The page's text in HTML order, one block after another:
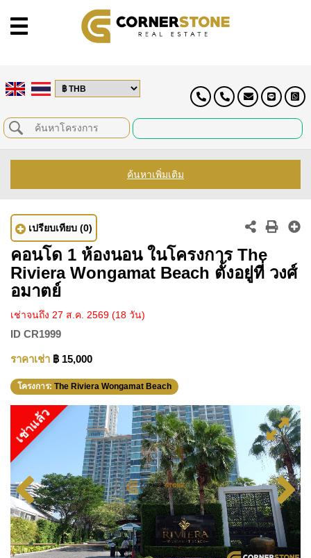
ค้นหาเพิ่มเติม
เปรียบเทียบ (0)
คอนโด 1 ห้องนอน ในโครงการ The
Riviera Wongamat Beach ตั้งอยู่ที่ วงศ์
อมาตย์
เช่าจนถึง 27 ส.ค. 2569 (18 วัน)
ID CR1999
ราคาเช่า ฿ 15,000
โครงการ: The Riviera Wongamat Beach
เช่าแล้ว